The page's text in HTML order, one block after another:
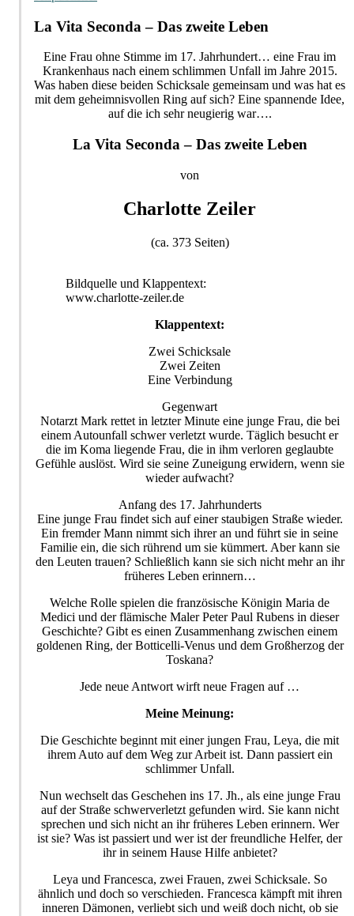
La Vita Seconda – Das zweite Leben
Eine Frau ohne Stimme im 17. Jahrhundert… eine Frau im
Krankenhaus nach einem schlimmen Unfall im Jahre 2015.
Was haben diese beiden Schicksale gemeinsam und was hat es
mit dem geheimnisvollen Ring auf sich? Eine spannende Idee,
auf die ich sehr neugierig war….
La Vita Seconda – Das zweite Leben
von
Charlotte Zeiler
(ca. 373 Seiten)
Bildquelle und Klappentext:
www.charlotte-zeiler.de
Klappentext:
Zwei Schicksale
Zwei Zeiten
Eine Verbindung
Gegenwart
Notarzt Mark rettet in letzter Minute eine junge Frau, die bei
einem Autounfall schwer verletzt wurde. Täglich besucht er
die im Koma liegende Frau, die in ihm verloren geglaubte
Gefühle auslöst. Wird sie seine Zuneigung erwidern, wenn sie
wieder aufwacht?
Anfang des 17. Jahrhunderts
Eine junge Frau findet sich auf einer staubigen Straße wieder.
Ein fremder Mann nimmt sich ihrer an und führt sie in seine
Familie ein, die sich rührend um sie kümmert. Aber kann sie
den Leuten trauen? Schließlich kann sie sich nicht mehr an ihr
früheres Leben erinnern…
Welche Rolle spielen die französische Königin Maria de
Medici und der flämische Maler Peter Paul Rubens in dieser
Geschichte? Gibt es einen Zusammenhang zwischen einem
goldenen Ring, der Botticelli-Venus und dem Großherzog der
Toskana?
Jede neue Antwort wirft neue Fragen auf …
Meine Meinung:
Die Geschichte beginnt mit einer jungen Frau, Leya, die mit
ihrem Auto auf dem Weg zur Arbeit ist. Dann passiert ein
schlimmer Unfall.
Nun wechselt das Geschehen ins 17. Jh., als eine junge Frau
auf der Straße schwerverletzt gefunden wird. Sie kann nicht
sprechen und sich nicht an ihr früheres Leben erinnern. Wer
ist sie? Was ist passiert und wer ist der freundliche Helfer, der
ihr in seinem Hause Hilfe anbietet?
Leya und Francesca, zwei Frauen, zwei Schicksale. So
ähnlich und doch so verschieden. Francesca kämpft mit ihren
inneren Dämonen, verliebt sich und weiß doch nicht, ob sie